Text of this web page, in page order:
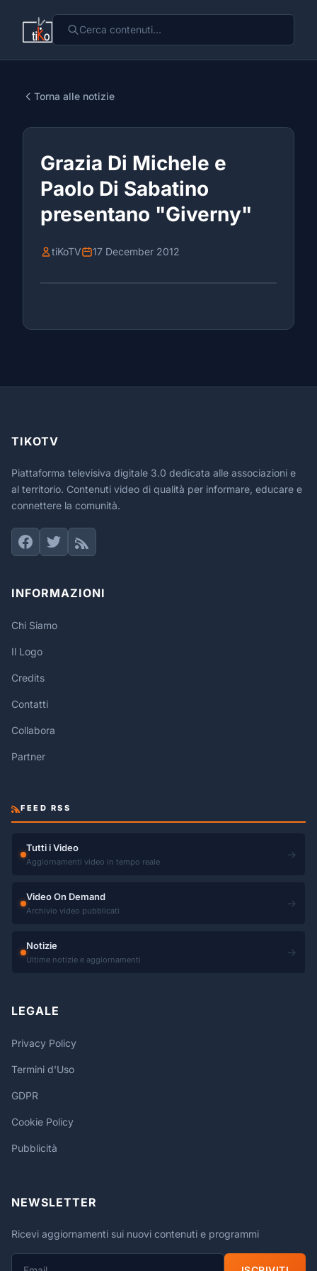
Torna alle notizie
Grazia Di Michele e
Paolo Di Sabatino
presentano "Giverny"
tiKoTV 17 December 2012
TIKOTV
Piattaforma televisiva digitale 3.0 dedicata alle associazioni e
al territorio. Contenuti video di qualità per informare, educare e
connettere la comunità.
INFORMAZIONI
Chi Siamo
Il Logo
Credits
Contatti
Collabora
Partner
FEED RSS
Tutti i Video
Aggiornamenti video in tempo reale
→
Video On Demand
Archivio video pubblicati
→
Notizie
Ultime notizie e aggiornamenti
→
LEGALE
Privacy Policy
Termini d'Uso
GDPR
Cookie Policy
Pubblicità
NEWSLETTER
Ricevi aggiornamenti sui nuovi contenuti e programmi